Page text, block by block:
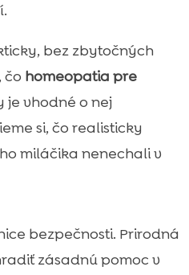
konzultácia a
prečo je dôležitá
praktické tipy v
doplnkami: čo môžeme
Purrfect Life
bez zbytočných
čo homeopatia pre
je vhodné o nej
si, čo realisticky
miláčika nenechali v
bezpečnosti. Prirodná
zásadnú pomoc v